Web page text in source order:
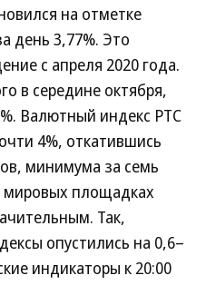
на отметке
день 3,77%. Это
с апреля 2020 года.
в середине октября,
Валютный индекс РТС
4%, откатившись
минимума за семь
мировых площадках
Так,
опустились на 0,6–
индикаторы к 20:00